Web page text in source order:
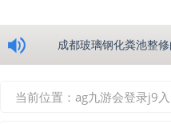
成都玻璃钢化粪池整
当前位置： ag九游会登录j9